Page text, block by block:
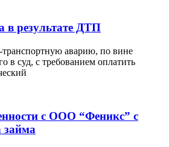
в результате ДТП
аварию, по вине
в суд, с требованием оплатить
с ООО “Феникс” с
займа